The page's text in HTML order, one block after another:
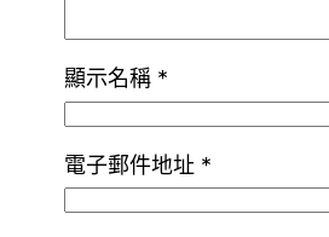
顯示名稱 *
電子郵件地址 *